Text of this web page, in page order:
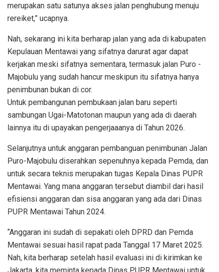
merupakan satu satunya akses jalan penghubung menuju
rereiket,” ucapnya.
Nah, sekarang ini kita berharap jalan yang ada di kabupaten
Kepulauan Mentawai yang sifatnya darurat agar dapat
kerjakan meski sifatnya sementara, termasuk jalan Puro -
Majobulu yang sudah hancur meskipun itu sifatnya hanya
penimbunan bukan di cor.
Untuk pembangunan pembukaan jalan baru seperti
sambungan Ugai-Matotonan maupun yang ada di daerah
lainnya itu di upayakan pengerjaaanya di Tahun 2026.
Selanjutnya untuk anggaran pembanguan penimbunan Jalan
Puro-Majobulu diserahkan sepenuhnya kepada Pemda, dan
untuk secara teknis merupakan tugas Kepala Dinas PUPR
Mentawai. Yang mana anggaran tersebut diambil dari hasil
efisiensi anggaran dan sisa anggaran yang ada dari Dinas
PUPR Mentawai Tahun 2024.
“Anggaran ini sudah di sepakati oleh DPRD dan Pemda
Mentawai sesuai hasil rapat pada Tanggal 17 Maret 2025.
Nah, kita berharap setelah hasil evaluasi ini di kirimkan ke